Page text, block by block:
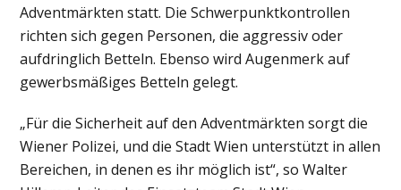
Adventmärkten statt. Die Schwerpunktkontrollen
richten sich gegen Personen, die aggressiv oder
aufdringlich Betteln. Ebenso wird Augenmerk auf
gewerbsmäßiges Betteln gelegt.
„Für die Sicherheit auf den Adventmärkten sorgt die
Wiener Polizei, und die Stadt Wien unterstützt in allen
Bereichen, in denen es ihr möglich ist“, so Walter